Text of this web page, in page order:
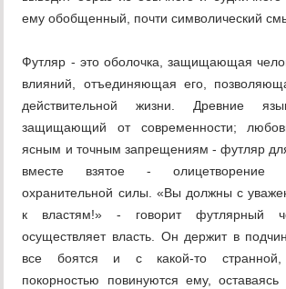
ему обобщенный, почти символический
Футляр - это оболочка, защищающая
влияний, отъединяющая его,
действительной жизни. Древние
защищающий от современности;
ясным и точным запрещениям - футляр
вместе взятое - олицетворение
охранительной силы. «Вы должны с
к властям!» - говорит футлярный
осуществляет власть. Он держит в
все боятся и с какой-то странной,
покорностью повинуются ему,